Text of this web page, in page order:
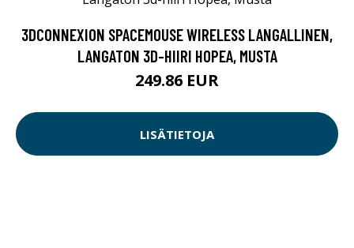
3DCONNEXION SPACEMOUSE WIRELESS LANGALLINEN,
LANGATON 3D-HIIRI HOPEA, MUSTA
249.86 EUR
LISÄTIETOJA